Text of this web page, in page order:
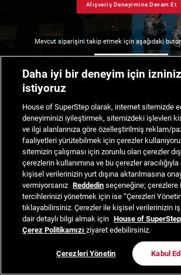
Alışveriş Deneyimine Devam Et
Mevcut siparişini takip etmek için aşağıdaki
Daha iyi bir deneyim için
istiyoruz
House of SuperStep olarak, internet sitemizde
deneyiminizi iyileştirmek, sitemizdeki işlevleri
ve ilgi alanlarınıza göre özelleştirilmiş reklam/
faaliyetleri yürütebilmek için çerezler
sitemizin çalışması için zorunlu olan çerezler
çerezlerin kullanımına ve bu çerezler
kişisel verilerinizin yurt dışına aktarılmasına
vermiyorsanız Reddedin seçeneğine; çerezlere
tercihlerinizi yönetmek için ise “Çerezleri
tıklayabilirsiniz. Çerezler ile kişisel verilerinizin
dair detaylı bilgi almak için House of
Çerez Politikamızıziyaret edebilirsiniz.
Çerezleri Yönetin Kabul